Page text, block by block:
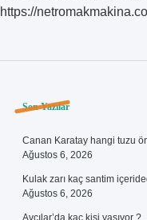
https://
Sidebar
Son Yazılar
Canan Karatay hangi tuzu
Ağustos 6, 2026
Kulak zarı kaç santim
Ağustos 6, 2026
Avcılar’da kaç kişi yaşıyor ?